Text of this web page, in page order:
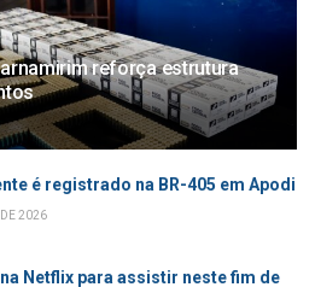
reforça estrutura
é registrado na BR-405 em Apodi
2026
Netflix para assistir neste fim de